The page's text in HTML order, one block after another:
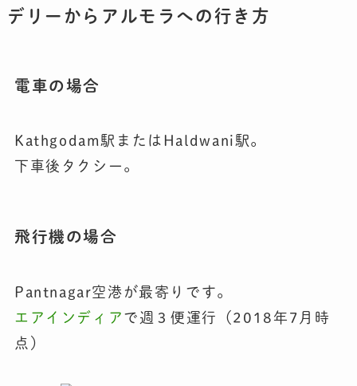
デリーからアルモラへの行き方
電車の場合
Kathgodam駅またはHaldwani駅。
下車後タクシー。
飛行機の場合
Pantnagar空港が最寄りです。
エアインディア で週３便運行（2018年7月時
点）